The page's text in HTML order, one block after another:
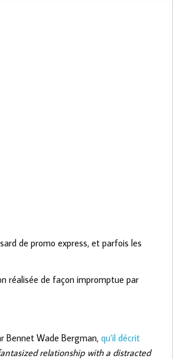
de promo express, et parfois les
réalisée de façon impromptue par
Bennet Wade Bergman, qu’il décrit
relationship with a distracted